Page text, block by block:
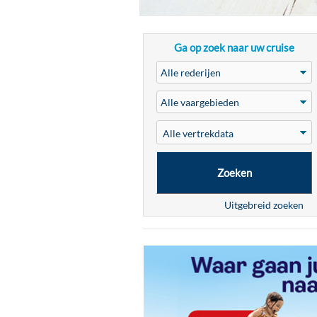
Ga op zoek naar uw cruise
Zoeken
Uitgebreid zoeken